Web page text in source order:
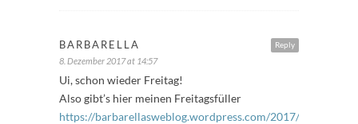
Reply
BARBARELLA
8. Dezember 2017 at 14:57
Ui, schon wieder Freitag!
Also gibt’s hier meinen Freitagsfüller
https://barbarellasweblog.wordpress.com/2017/12/08/